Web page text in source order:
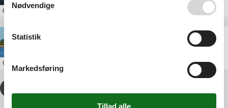
OmSøby
Om
Nødvendige
Statistik
Markedsføring